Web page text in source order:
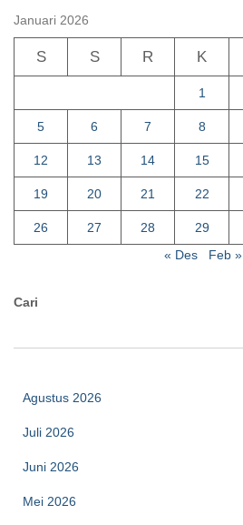
Januari 2026
S S R K
1
5 6 7 8
12 13 14 15
19 20 21 22
26 27 28 29
« Des
Feb »
Cari
Agustus 2026
Juli 2026
Juni 2026
Mei 2026